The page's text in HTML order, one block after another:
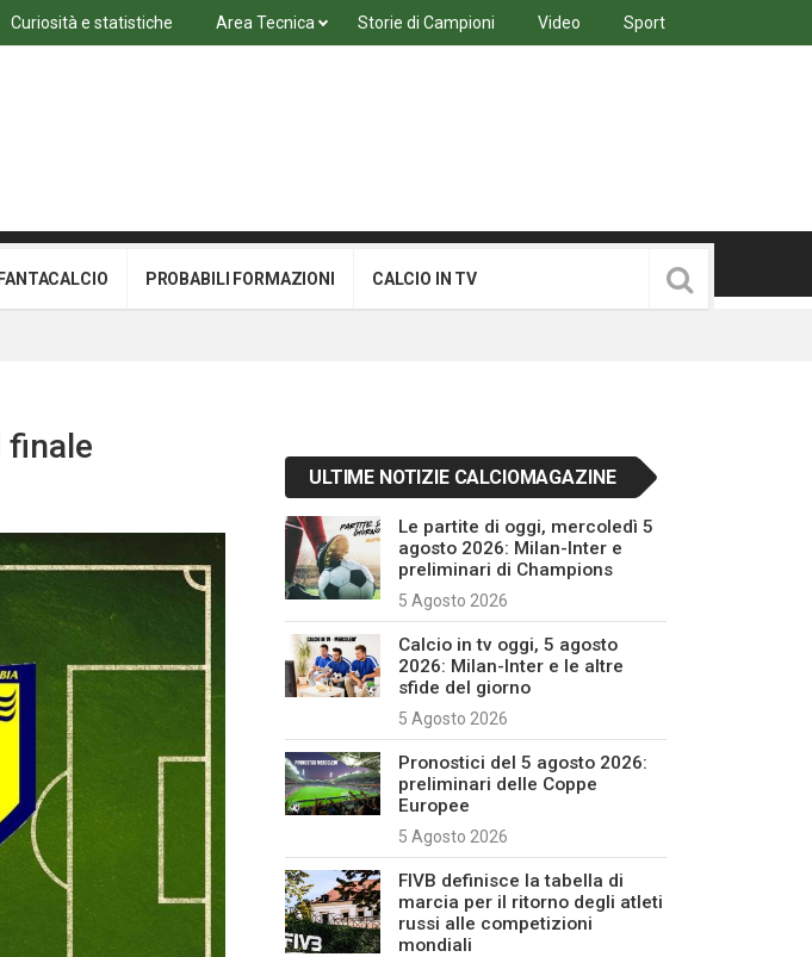
Curiosità e statistiche Area Tecnica Storie di Campioni Video Sport
FANTACALCIO PROBABILI FORMAZIONI CALCIO IN TV
finale
ULTIME NOTIZIE CALCIOMAGAZINE
Le partite di oggi, mercoledì 5
agosto 2026: Milan-Inter e
preliminari di Champions
5 Agosto 2026
Calcio in tv oggi, 5 agosto
2026: Milan-Inter e le altre
sfide del giorno
5 Agosto 2026
Pronostici del 5 agosto 2026:
preliminari delle Coppe
Europee
5 Agosto 2026
FIVB definisce la tabella di
marcia per il ritorno degli atleti
russi alle competizioni
mondiali